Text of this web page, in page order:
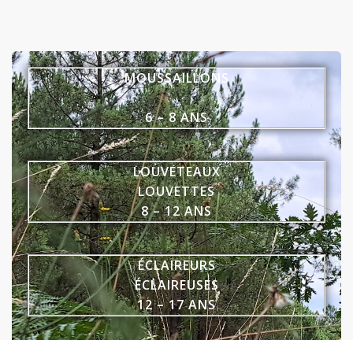
MOUSSAILLONS
6 – 8 ANS
LOUVETEAUX
LOUVETTES
8 – 12 ANS
ÉCLAIREURS
ÉCLAIREUSES
12 – 17 ANS